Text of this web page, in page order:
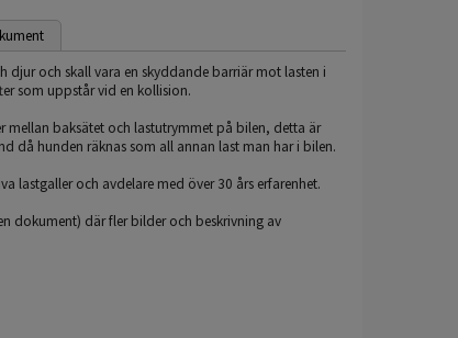
djur och skall vara en skyddande barriär mot lasten i
som uppstår vid en kollision.
mellan baksätet och lastutrymmet på bilen, detta är
då hunden räknas som all annan last man har i bilen.
lastgaller och avdelare med över 30 års erfarenhet.
dokument) där fler bilder och beskrivning av